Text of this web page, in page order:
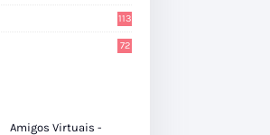
113
72
Amigos Virtuais -